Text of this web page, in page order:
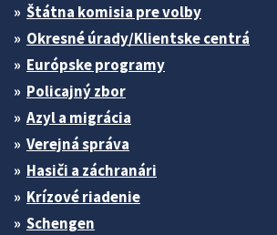
Štátna komisia pre volby
Okresné úrady/Klientske centrá
Európske programy
Policajný zbor
Azyl a migrácia
Verejná správa
Hasiči a záchranári
Krízové riadenie
Schengen